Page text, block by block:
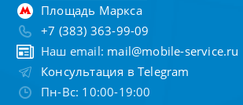
Площадь Маркса
+7 (383) 363-99-09
Наш email: mail@mobile-service.ru
Консультация в Telegram
Пн-Вс: 10:00-19:00